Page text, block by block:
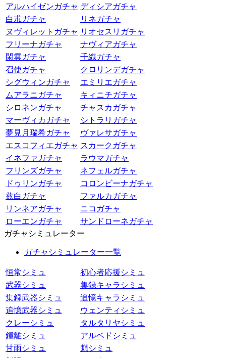
アルハイゼンガチャ ディシアガチャ
白朮ガチャ
リネガチャ
ヌヴィレットガチャ リオセスリガチャ
フリーナガチャ
ナヴィアガチャ
閑雲ガチャ
千織ガチャ
召使ガチャ
クロリンデガチャ
シグウィンガチャ
エミリエガチャ
ムアラニガチャ
キィニチガチャ
シロネンガチャ
チャスカガチャ
マーヴィカガチャ
シトラリガチャ
夢見月瑞希ガチャ
ヴァレサガチャ
エスコフィエガチャ スカークガチャ
イネファガチャ
ラウマガチャ
フリンズガチャ
ネフェルガチャ
ドゥリンガチャ
コロンビーナガチャ
兹白ガチャ
ファルカガチャ
リンネアガチャ
ニコガチャ
ローエンガチャ
サンドローネガチャ
ガチャシミュレーター
ガチャシミュレーター一覧
恒常シミュ
初心者応援シミュ
武器シミュ
集録キャラシミュ
集録武器シミュ
追憶キャラシミュ
追憶武器シミュ
ウェンティシミュ
クレーシミュ
タルタリヤシミュ
鍾離シミュ
アルベドシミュ
甘雨シミュ
魈シミュ